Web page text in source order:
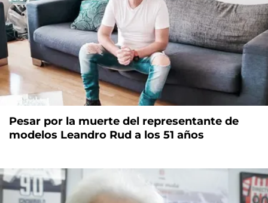
Pesar por la muerte del representante de
modelos Leandro Rud a los 51 años